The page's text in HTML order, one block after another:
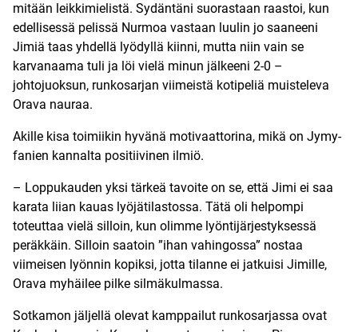
mitään leikkimielistä. Sydäntäni suorastaan raastoi, kun
edellisessä pelissä Nurmoa vastaan luulin jo saaneeni
Jimiä taas yhdellä lyödyllä kiinni, mutta niin vain se
karvanaama tuli ja löi vielä minun jälkeeni 2-0 –
johtojuoksun, runkosarjan viimeistä kotipeliä muisteleva
Orava nauraa.
Akille kisa toimiikin hyvänä motivaattorina, mikä on Jymy-
fanien kannalta positiivinen ilmiö.
– Loppukauden yksi tärkeä tavoite on se, että Jimi ei saa
karata liian kauas lyöjätilastossa. Tätä oli helpompi
toteuttaa vielä silloin, kun olimme lyöntijärjestyksessä
peräkkäin. Silloin saatoin ”ihan vahingossa” nostaa
viimeisen lyönnin kopiksi, jotta tilanne ei jatkuisi Jimille,
Orava myhäilee pilke silmäkulmassa.
Sotkamon jäljellä olevat kamppailut runkosarjassa ovat